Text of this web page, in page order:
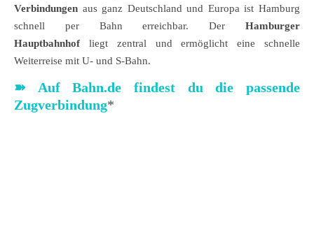
Verbindungen aus ganz Deutschland und Europa ist Hamburg
schnell per Bahn erreichbar. Der Hamburger
Hauptbahnhof liegt zentral und ermöglicht eine schnelle
Weiterreise mit U- und S-Bahn.
➽ Auf Bahn.de findest du die passende
Zugverbindung*